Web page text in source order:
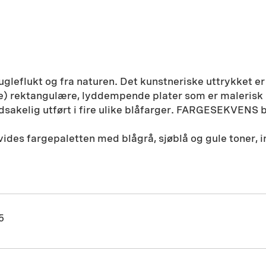
og fra naturen. Det kunstneriske uttrykket
lyddempende plater som er
utført i fire ulike blåfarger. FARGESEKVENS
fargepaletten med blågrå, sjøblå og gule toner,